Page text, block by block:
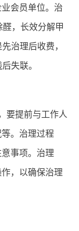
会员单位。治
，长效分解甲
治理后收费，
失联。
要提前与工作人
。治理过程
事项。治理
，以确保治理